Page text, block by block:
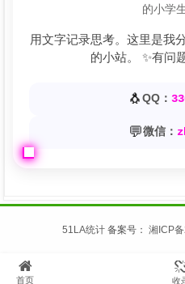
的小学
用文字记录思考。这里是我
的小站。 ✨有问
🐧QQ：
💬微信：
51LA统计备案号： 湘ICP
首页 收